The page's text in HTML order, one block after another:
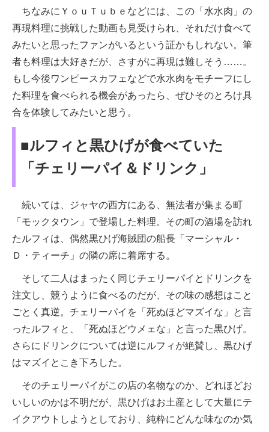
ちなみにＹｏｕＴｕｂｅなどには、この「水水肉」の
再現料理に挑戦した動画も見受けられ、それだけ食べて
みたいと思ったファンがいるという証かもしれない。筆
者も料理は大好きだが、さすがに再現は難しそう……。
もし今後ワンピースカフェなどで水水肉をモチーフにし
た料理を食べられる機会があったら、ぜひそのとろけ具
合を体験してみたいと思う。
■ルフィと黒ひげが食べていた
「チェリーパイ＆ドリンク」
続いては、ジャヤの西方にある、無法者が集まる町
「モックタウン」で登場した料理。その町の酒場を訪れ
たルフィは、偶然黒ひげ海賊団の船長「マーシャル・
Ｄ・ティーチ」の隣の席に着席する。
そして二人はまったく同じチェリーパイとドリンクを
注文し、競うように食べるのだが、その味の感想はこと
ごとく真逆。チェリーパイを「死ぬほどマズイな」と言
ったルフィと、「死ぬほどウメェな」と言った黒ひげ。
さらにドリンクについては逆にルフィが絶賛し、黒ひげ
はマズイとこき下ろした。
そのチェリーパイがこの店の名物なのか、どれほどお
いしいのかは不明だが、黒ひげはお土産として大量にテ
イクアウトしようとしており、純粋にどんな味なのか気